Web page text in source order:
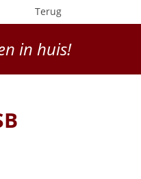
Terug
in huis!